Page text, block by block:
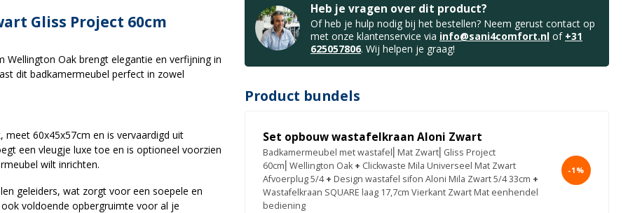
Gliss Project 60cm
Oak brengt elegantie en verfijning in
dit badkamermeubel perfect in zowel
60x45x57cm en is vervaardigd uit
een vleugje luxe toe en is optioneel voorzien
wilt inrichten.
geleiders, wat zorgt voor een soepele en
voldoende opbergruimte voor al je
Heb je vragen over dit product?
Of heb je hulp nodig bij het bestellen? Neem gerust contact op
met onze klantenservice via info@sani4comfort.nl of +31
625057806. Wij helpen je graag!
Product bundels
Set opbouw wastafelkraan Aloni Zwart
Badkamermeubel met wastafel⎢Mat Zwart⎢Gliss Project
60cm⎢Wellington Oak + Clickwaste Mila Universeel Mat Zwart
Afvoerplug 5/4 + Design wastafel sifon Aloni Mila Zwart 5/4 33cm +
Wastafelkraan SQUARE laag 17,7cm Vierkant Zwart Mat eenhendel
bediening
-1%